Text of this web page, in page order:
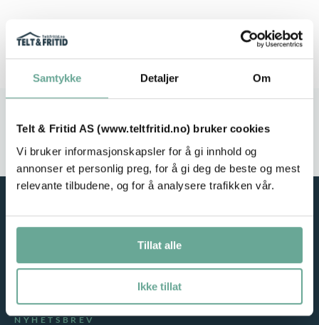
Samtykke Detaljer Om
Telt & Fritid AS (www.teltfritid.no) bruker cookies
Vi bruker informasjonskapsler for å gi innhold og
annonser et personlig preg, for å gi deg de beste og mest
relevante tilbudene, og for å analysere trafikken vår.
Tillat alle
Ikke tillat
Service i fokus Høy kvalitet
NYHETSBREV